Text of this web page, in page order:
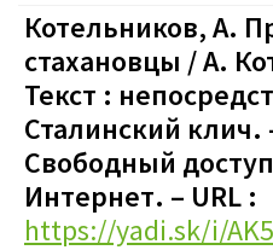
Котельников, А.
стахановцы / А.
Текст :
Сталинский клич.
Свободный
Интернет. – URL :
https://yadi.sk/i/